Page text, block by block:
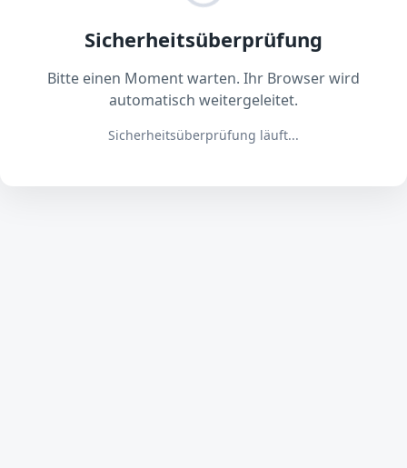
Sicherheitsüberprüfung
Bitte einen Moment warten. Ihr Browser wird
automatisch weitergeleitet.
Sicherheitsüberprüfung läuft...